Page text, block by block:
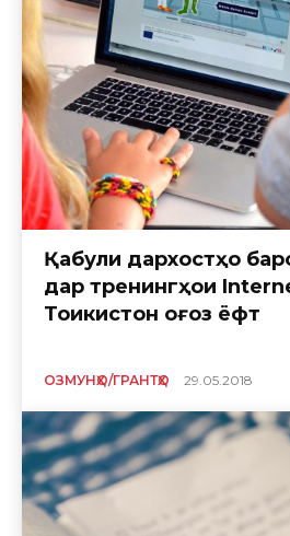
Қабули дархостҳо
дар тренингҳои
Тоҷикистон оғоз ёфт
ОЗМУНҲО/ГРАНТҲО 29.05.2018